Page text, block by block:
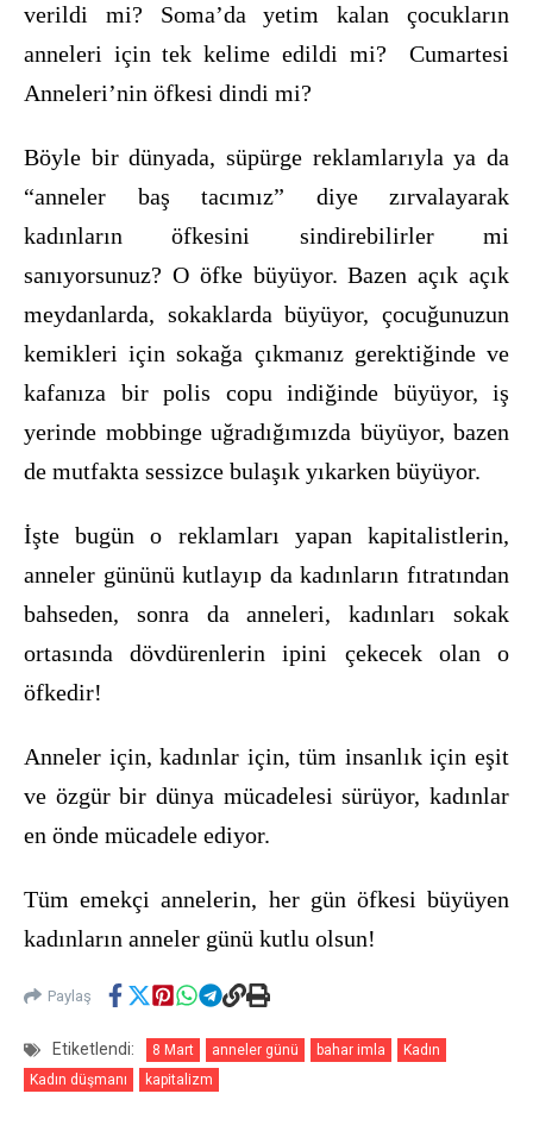
verildi mi? Soma’da yetim kalan çocukların
anneleri için tek kelime edildi mi? Cumartesi
Anneleri’nin öfkesi dindi mi?
Böyle bir dünyada, süpürge reklamlarıyla ya da
“anneler baş tacımız” diye zırvalayarak
kadınların öfkesini sindirebilirler mi
sanıyorsunuz? O öfke büyüyor. Bazen açık açık
meydanlarda, sokaklarda büyüyor, çocuğunuzun
kemikleri için sokağa çıkmanız gerektiğinde ve
kafanıza bir polis copu indiğinde büyüyor, iş
yerinde mobbinge uğradığımızda büyüyor, bazen
de mutfakta sessizce bulaşık yıkarken büyüyor.
İşte bugün o reklamları yapan kapitalistlerin,
anneler gününü kutlayıp da kadınların fıtratından
bahseden, sonra da anneleri, kadınları sokak
ortasında dövdürenlerin ipini çekecek olan o
öfkedir!
Anneler için, kadınlar için, tüm insanlık için eşit
ve özgür bir dünya mücadelesi sürüyor, kadınlar
en önde mücadele ediyor.
Tüm emekçi annelerin, her gün öfkesi büyüyen
kadınların anneler günü kutlu olsun!
Paylaş
Etiketlendi: 8 Mart anneler günü bahar imla
Kadın
Kadın düşmanı
kapitalizm